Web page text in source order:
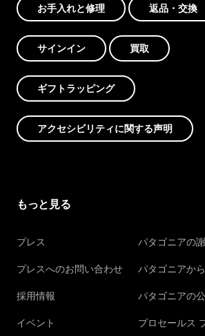
お手入れと修理 返品・交換
サインイン 買取
ギフトラッピング
アクセシビリティに関する声明
もっと見る
プレス
プレスへのお問い合わせ
採用情報
イベント
パタゴニアの
パタゴニアか
パタゴニアの
プロセールス